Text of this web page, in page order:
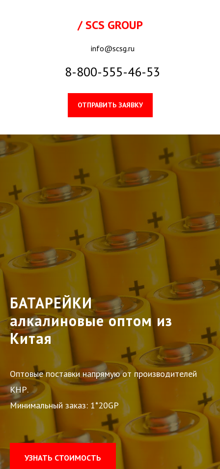
/ SCS GROUP
info@scsg.ru
8-800-555-46-53
ОТПРАВИТЬ ЗАЯВКУ
БАТАРЕЙКИ
алкалиновые оптом из
Китая
Оптовые поставки напрямую от производителей
КНР.
Минимальный заказ: 1*20GP
УЗНАТЬ СТОИМОСТЬ